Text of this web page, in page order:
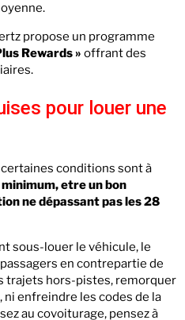
propose un programme
Rewards » offrant des
pour louer une
conditions sont à
minimum, etre un bon
ne dépassant pas les 28
sous-louer le véhicule, le
en contrepartie de
trajets hors-pistes, remorquer
enfreindre les codes de la
au covoiturage, pensez à